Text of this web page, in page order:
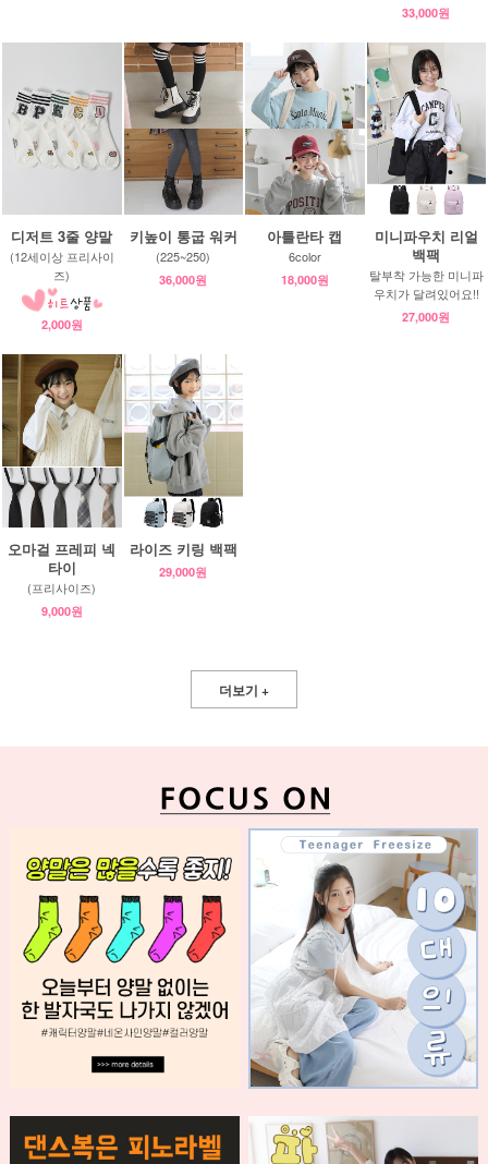
33,000원
디저트 3줄 양말
(12세이상 프리사이
즈)
2,000원
키높이 통굽 워커
(225~250)
36,000원
아틀란타 캡
6color
18,000원
미니파우치 리얼
백팩
탈부착 가능한 미니파
우치가 달려있어요!!
27,000원
오마걸 프레피 넥
타이
(프리사이즈)
9,000원
라이즈 키링 백팩
29,000원
더보기 +